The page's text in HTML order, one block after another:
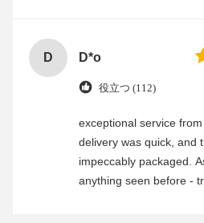
D D*o
役立つ (112)
exceptional service
delivery was quick, and
impeccably packaged.
anything seen before - truly top-notch